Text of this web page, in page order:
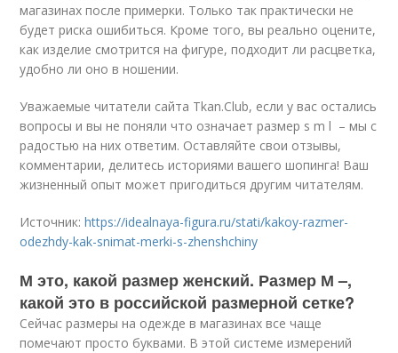
магазинах после примерки. Только так практически не
будет риска ошибиться. Кроме того, вы реально оцените,
как изделие смотрится на фигуре, подходит ли расцветка,
удобно ли оно в ношении.
Уважаемые читатели сайта Tkan.Club, если у вас остались
вопросы и вы не поняли что означает размер s m l – мы с
радостью на них ответим. Оставляйте свои отзывы,
комментарии, делитесь историями вашего шопинга! Ваш
жизненный опыт может пригодиться другим читателям.
Источник:https://idealnaya-figura.ru/stati/kakoy-razmer-
odezhdy-kak-snimat-merki-s-zhenshchiny
М это, какой размер женский. Размер М –,
какой это в российской размерной сетке?
Сейчас размеры на одежде в магазинах все чаще
помечают просто буквами. В этой системе измерений